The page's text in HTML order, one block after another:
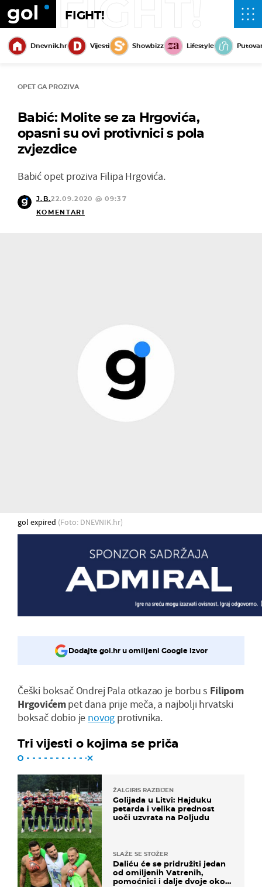
FIGHT!
FIGHT!
Dnevnik.hr Vijesti Showbizz Lifestyle
OPET GA PROZIVA
Babić: Molite se za Hrgovića,
opasni su ovi protivnici s pola
zvjezdice
Babić opet proziva Filipa Hrgovića.
J.B.22.09.2020 @ 09:37
KOMENTARI
gol expired (Foto: DNEVNIK.hr)
Dodajte gol.hr u omiljeni Google izvor
Češki boksač Ondrej Pala otkazao je borbu s Filipom
Hrgovićempet dana prije meča, a najbolji hrvatski
boksač dobio je novog protivnika.
Tri vijesti o kojima se priča
ŽALGIRIS RAZBIJEN
Golijada u Litvi: Hajduku
petarda i velika prednost
uoči uzvrata na Poljudu
SLAŽE SE STOŽER
Daliću će se pridružiti jedan
od omiljenih Vatrenih,
pomoćnici i dalje dvoje oko